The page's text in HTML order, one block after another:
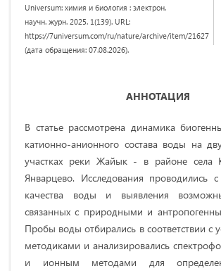
Universum: химия и биология : электрон.
научн. журн. 2025. 1(139). URL:
https://7universum.com/ru/nature/archive/item/21627
(дата обращения: 07.08.2026).
АННОТАЦИЯ
В статье рассмотрена динамика
катионно-анионного состава воды на
участках реки Жайык - в районе села
Январцево. Исследования проводились
качества воды и выявления
связанных с природными и
Пробы воды отбирались в соответствии с
методиками и анализировались
и ионным методами для